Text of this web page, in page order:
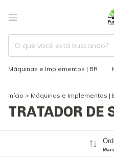
Máquinas e Implementos | BR
Início > Máquinas e Implementos |
TRATADOR DE